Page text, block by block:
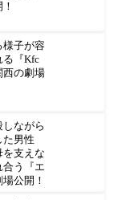
様子が容
る『Kfc
西の劇場
ながら
た男性
を支えな
合う『エ
公開！